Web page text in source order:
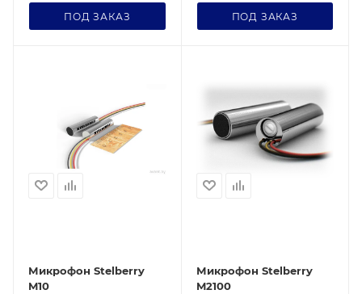
ПОД ЗАКАЗ ПОД ЗАКАЗ
Микрофон Stelberry
M10
Микрофон Stelberry
M2100